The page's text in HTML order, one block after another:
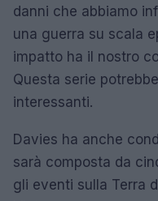
danni che abbiamo
una guerra su scala
impatto ha il nostro
Questa serie
interessanti.
Davies ha anche
sarà composta da
gli eventi sulla Terra